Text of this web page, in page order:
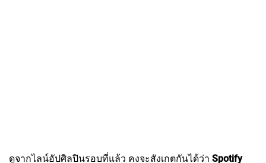
ดูจากไลน์อัปศิลปินรอบที่แล้ว คงจะสังเกตกันได้ว่า Spotify